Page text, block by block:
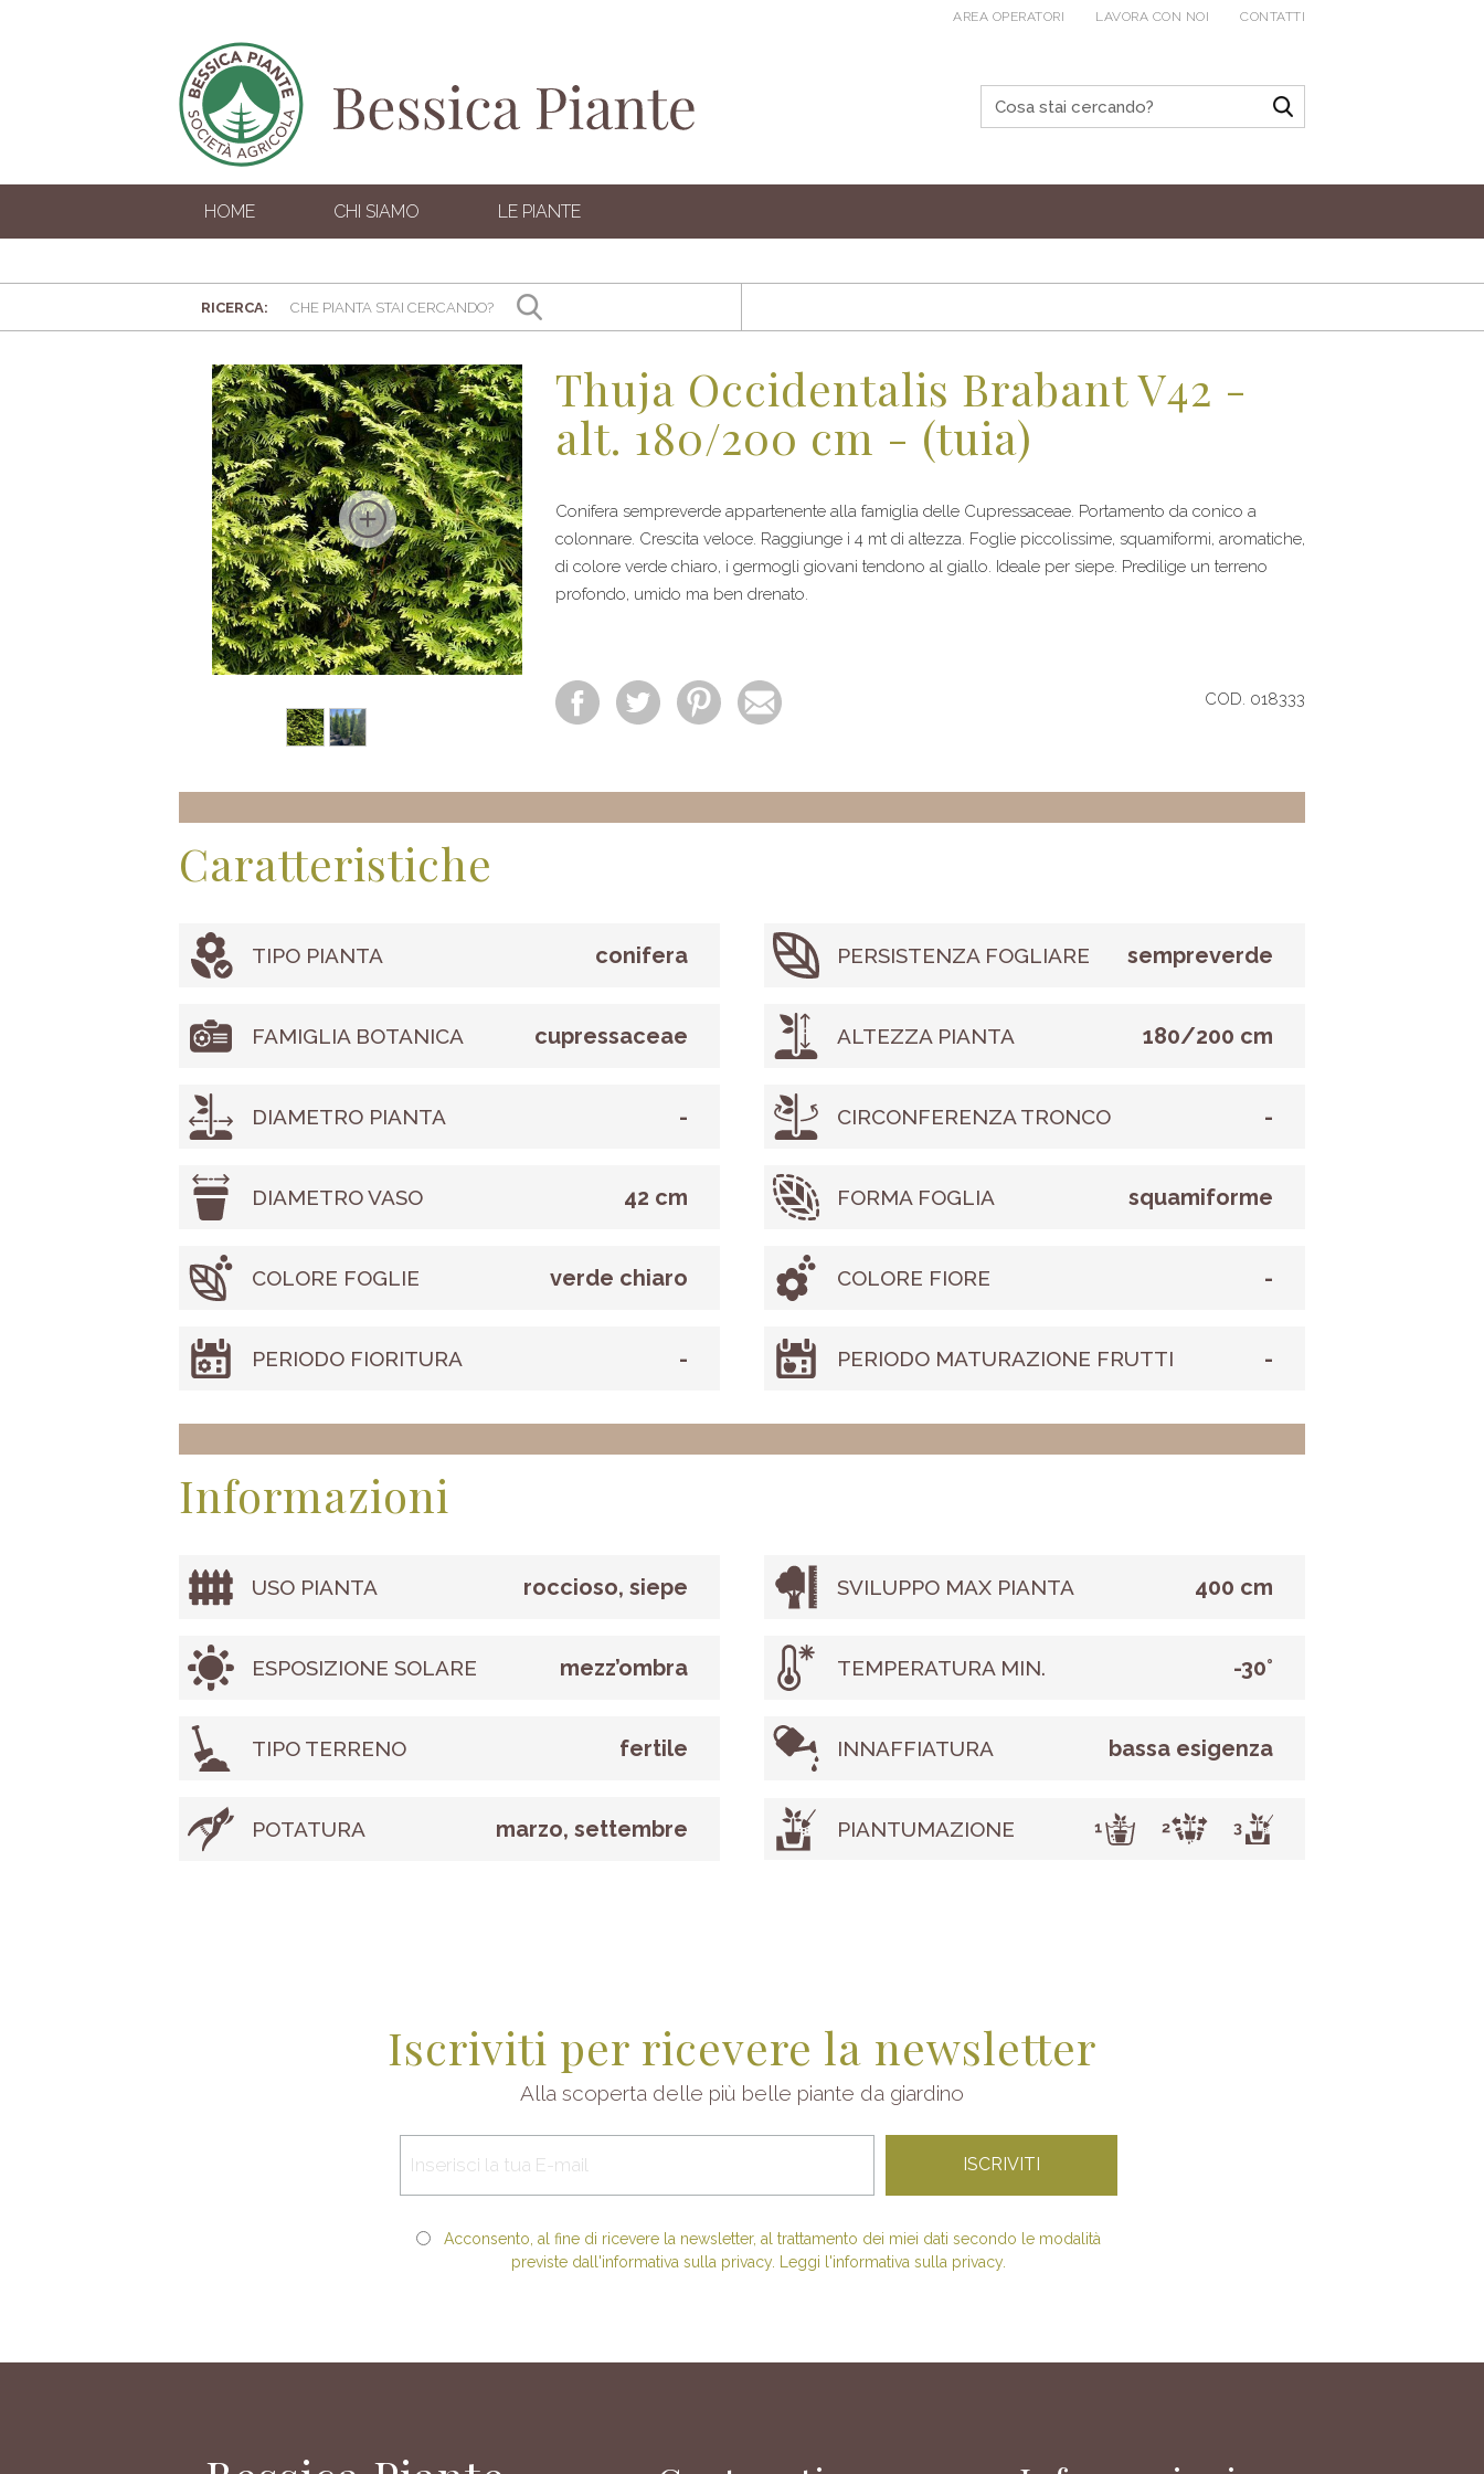
AREA OPERATORI LAVORA CON NOI CONTATTI
HOME CHI SIAMO LE PIANTE
RICERCA:
Thuja Occidentalis Brabant V42 -
alt. 180/200 cm - (tuia)
Conifera sempreverde appartenente alla famiglia delle Cupressaceae. Portamento da conico a
colonnare. Crescita veloce. Raggiunge i 4 mt di altezza. Foglie piccolissime, squamiformi, aromatiche,
di colore verde chiaro, i germogli giovani tendono al giallo. Ideale per siepe. Predilige un terreno
profondo, umido ma ben drenato.
COD. 018333
Caratteristiche
TIPO PIANTA conifera PERSISTENZA FOGLIARE sempreverde
FAMIGLIA BOTANICA cupressaceae ALTEZZA PIANTA 180/200 cm
DIAMETRO PIANTA - CIRCONFERENZA TRONCO -
DIAMETRO VASO 42 cm FORMA FOGLIA squamiforme
COLORE FOGLIE verde chiaro COLORE FIORE -
PERIODO FIORITURA - PERIODO MATURAZIONE FRUTTI -
Informazioni
USO PIANTA roccioso, siepe SVILUPPO MAX PIANTA 400 cm
ESPOSIZIONE SOLARE mezz’ombra TEMPERATURA MIN. -30°
TIPO TERRENO fertile INNAFFIATURA bassa esigenza
POTATURA marzo, settembre PIANTUMAZIONE
Iscriviti per ricevere la newsletter
Alla scoperta delle più belle piante da giardino
Acconsento, al fine di ricevere la newsletter, al trattamento dei miei dati secondo le modalità
previste dall'informativa sulla privacy. Leggi l'informativa sulla privacy.